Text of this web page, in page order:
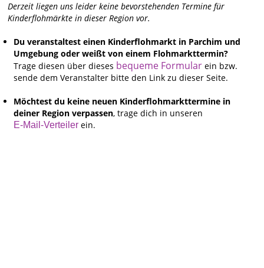
Derzeit liegen uns leider keine bevorstehenden Termine für
Kinderflohmärkte in dieser Region vor.
Du veranstaltest einen Kinderflohmarkt in Parchim und
Umgebung oder weißt von einem Flohmarkttermin?
Trage diesen über dieses bequeme Formular ein bzw.
sende dem Veranstalter bitte den Link zu dieser Seite.
Möchtest du keine neuen Kinderflohmarkttermine in
deiner Region verpassen, trage dich in unseren
E-Mail-Verteiler ein.